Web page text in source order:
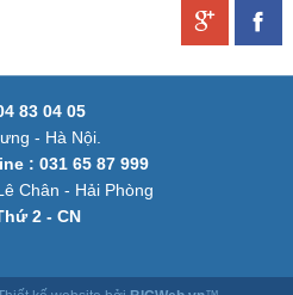
83 04 05
- Hà Nội.
: 031 65 87 999
Chân - Hải Phòng
2 - CN